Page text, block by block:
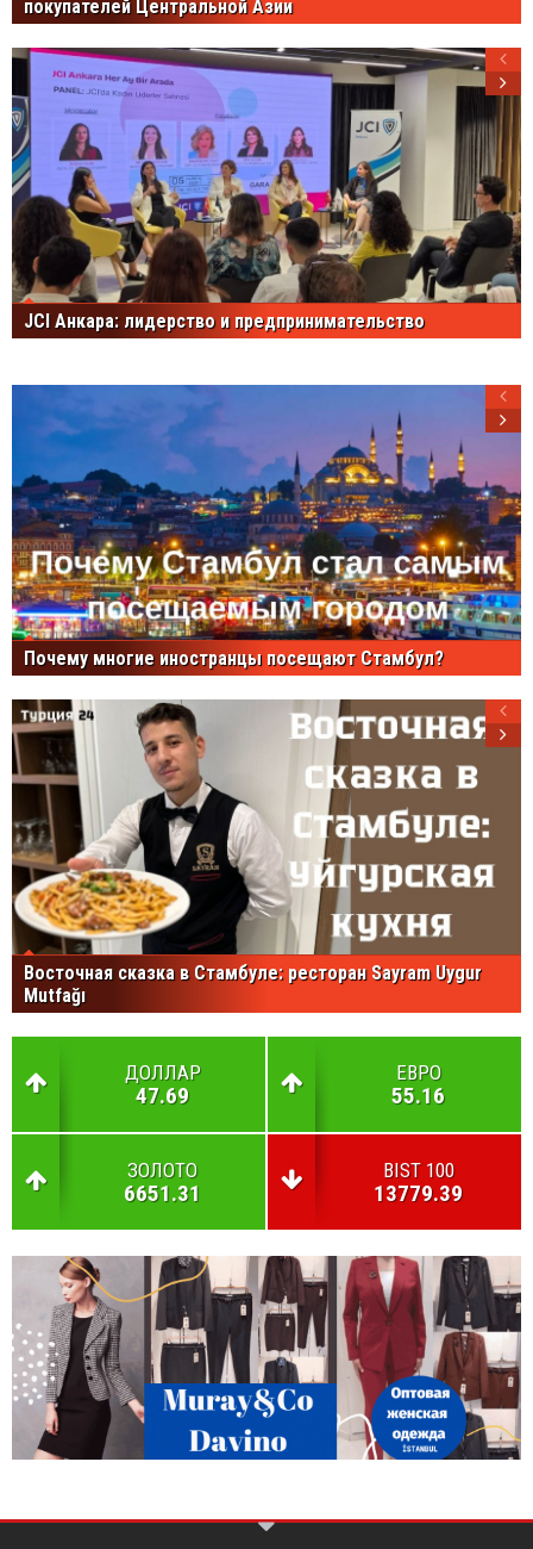
покупателей Центральной Азии
JCI Анкара: лидерство и предпринимательство
Почему многие иностранцы посещают Стамбул?
Восточная сказка в Стамбуле: ресторан Sayram Uygur
Mutfağı
ДОЛЛАР
47.69
ЕВРО
55.16
ЗОЛОТО
6651.31
BIST 100
13779.39